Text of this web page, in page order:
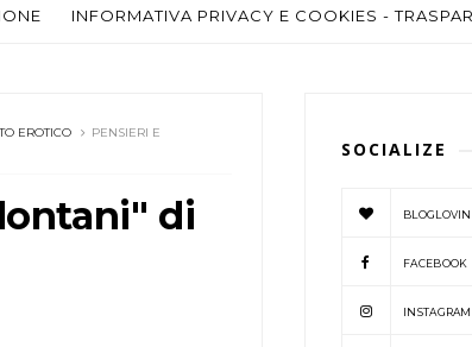
INFORMATIVA PRIVACY E COOKIES -
EROTICO
PENSIERI E
di
SOCIALIZE
BLOGLOVIN
FACEBOOK
INSTAGRAM